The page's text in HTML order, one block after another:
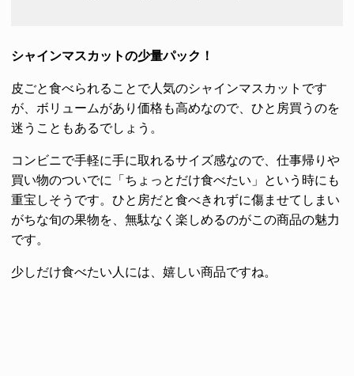
シャインマスカットの少量パック！
皮ごと食べられることで人気のシャインマスカットです
が、ボリュームがあり価格も高めなので、ひと房買うのを
迷うこともあるでしょう。
コンビニで手軽に手に取れるサイズ感なので、仕事帰りや
買い物のついでに「ちょっとだけ食べたい」という時にも
重宝しそうです。ひと房だと食べきれずに傷ませてしまい
がちな旬の果物を、無駄なく楽しめるのがこの商品の魅力
です。
少しだけ食べたい人には、嬉しい商品ですね。